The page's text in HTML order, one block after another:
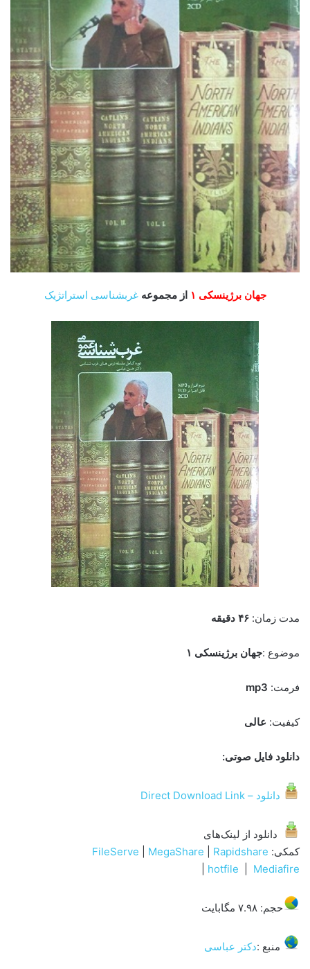
جهان برژینسکی ۱ از مجموعهغرب­شناسی استراتژیک
مدت زمان:
موضوع :جهان برژینسکی ۱
فرمت: mp3
کیفیت: عالی
دانلود فایل صوتی:
دانلود – Direct Download Link
دانلود از لینک‌های
کمکی:
FileServe MegaShare
Rapidshare
hotfile Mediafire
حجم: ۷.۹۸ مگابایت
منبع :دکتر عباسی